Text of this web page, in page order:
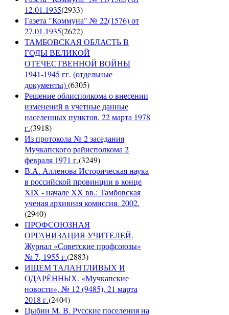
12.01.1935(2933)
Газета "Коммуна" № 22(1576) от
27.01.1935(2622)
ТАМБОВСКАЯ ОБЛАСТЬ В
ГОДЫ ВЕЛИКОЙ
ОТЕЧЕСТВЕННОЙ ВОЙНЫ
1941-1945 гг. (отдельные
документы)(6305)
Решение облисполкома о внесении
изменений в учетные данные
населенных пунктов. 22 марта 1978
г.(3918)
Из протокола № 2 заседания
Мучкапского райисполкома 2
февраля 1971 г.(3249)
В.А. Алленова Историческая наука
в российской провинции в конце
XIX - начале XX вв.: Тамбовская
ученая архивная комиссия. 2002.
(2940)
ПРОФСОЮЗНАЯ
ОРГАНИЗАЦИЯ УЧИТЕЛЕЙ.
Журнал «Советские профсоюзы»
№ 7, 1955 г.(2883)
ИЩЕМ ТАЛАНТЛИВЫХ И
ОДАРЁННЫХ. «Мучкапские
новости», № 12 (9485), 21 марта
2018 г.(2404)
Цыбин М. В. Русские поселения на